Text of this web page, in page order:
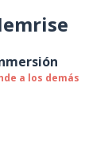
a los demás